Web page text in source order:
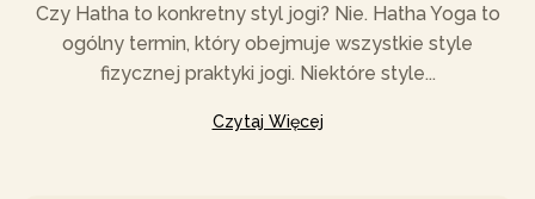
Czy Hatha to konkretny styl jogi? Nie. Hatha Yoga to
ogólny termin, który obejmuje wszystkie style
fizycznej praktyki jogi. Niektóre style...
Czytaj Więcej